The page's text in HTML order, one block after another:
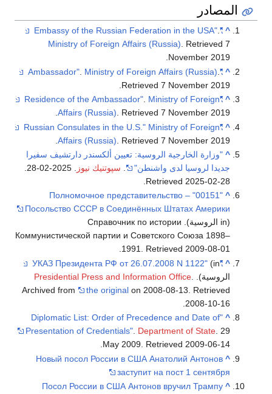
المصادر
^
"Embassy of the Russian Federation in the USA"
.
Ministry of Foreign Affairs (Russia) . Retrieved7
November2019
.
^
"Ambassador"
.Ministry of Foreign Affairs (Russia).
Retrieved7 November2019
.
^
"Residence of the Ambassador"
.Ministry of Foreign
Affairs (Russia) . Retrieved7 November2019
.
^
"Russian Consulates in the U.S."
Ministry of Foreign
Affairs (Russia)
. Retrieved7 November2019
.
^ "وزارة الخارجية الروسية: تعيين ألكسندر دارتشيف سفيرا
جديدا لروسيا لدى واشنطن"
. سپوتنيك نيوز. 2025-02-28
.
Retrieved2025-02-28
.
^
"00151"
Полномочное представительство –
Посольство СССР в Соединённых Штатах Америки
(in الروسية). Справочник по истории
Коммунистической партии и Советского Союза 1898–
1991 . Retrieved2009-08-01
.
^
"УКАЗ Президента РФ от 26.07.2008 N 1122"
(in
الروسية).
Presidential Press and Information Office
Archived from
the originalon 2008-08-13
. Retrieved
2008-10-16
.
^
"Diplomatic List: Order of Precedence and Date of
Presentation of Credentials" .Department of State . 29
May 2009 . Retrieved2009-06-14
.
^
Новый посол России в США Анатолий Антонов
заступит на пост 1 сентября
^
Посол России в США Антонов вручил Трампу